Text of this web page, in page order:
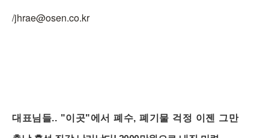
/jhrae@osen.co.kr